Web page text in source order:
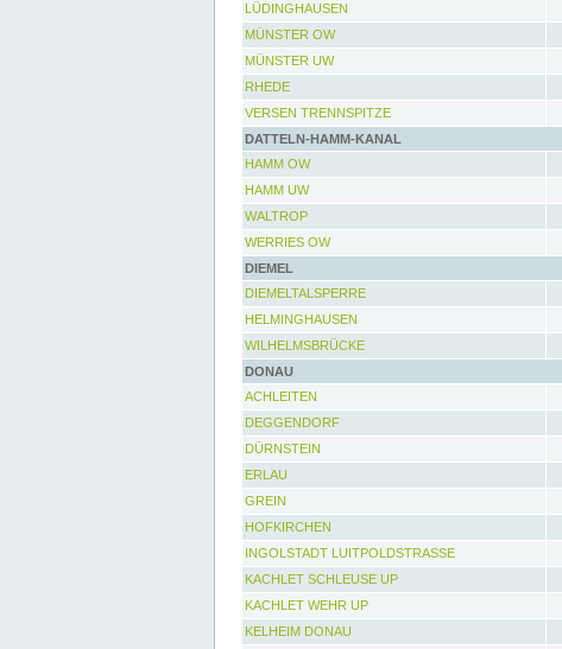
LÜDINGHAUSEN
MÜNSTER OW
MÜNSTER UW
RHEDE
VERSEN TRENNSPITZE
DATTELN-HAMM-KANAL
HAMM OW
HAMM UW
WALTROP
WERRIES OW
DIEMEL
DIEMELTALSPERRE
HELMINGHAUSEN
WILHELMSBRÜCKE
DONAU
ACHLEITEN
DEGGENDORF
DÜRNSTEIN
ERLAU
GREIN
HOFKIRCHEN
INGOLSTADT LUITPOLDSTRASSE
KACHLET SCHLEUSE UP
KACHLET WEHR UP
KELHEIM DONAU